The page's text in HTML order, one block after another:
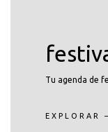
Tu agenda de
EXPLORAR